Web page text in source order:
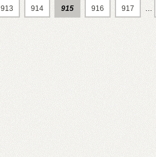
913 914 915 916 917 …